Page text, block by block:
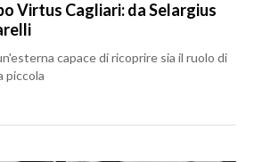
Virtus Cagliari: da Selargius
capace di ricoprire sia il ruolo di
piccola